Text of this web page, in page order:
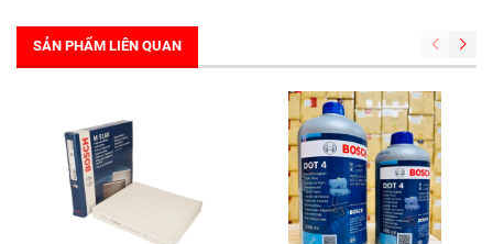
SẢN PHẨM LIÊN QUAN